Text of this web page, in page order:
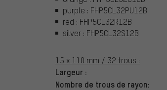
purple : FHP5CL32PU12B
red : FHP5CL32R12B
silver : FHP5CL32S12B
15 x 110 mm / 32 trous :
Largeur :
Nombre de trous de rayon: